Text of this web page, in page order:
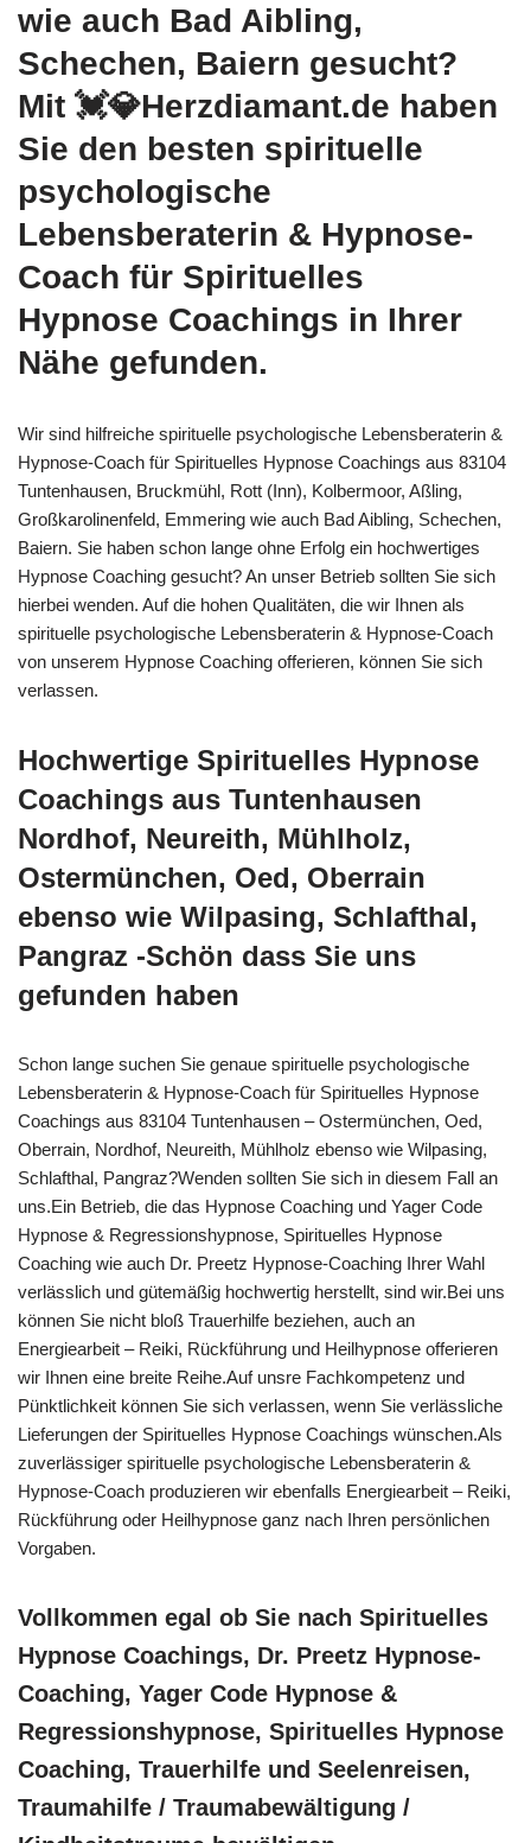
wie auch Bad Aibling,
Schechen, Baiern gesucht?
Mit 💓️💎Herzdiamant.de haben
Sie den besten spirituelle
psychologische
Lebensberaterin & Hypnose-
Coach für Spirituelles
Hypnose Coachings in Ihrer
Nähe gefunden.
Wir sind hilfreiche spirituelle psychologische Lebensberaterin &
Hypnose-Coach für Spirituelles Hypnose Coachings aus 83104
Tuntenhausen, Bruckmühl, Rott (Inn), Kolbermoor, Aßling,
Großkarolinenfeld, Emmering wie auch Bad Aibling, Schechen,
Baiern. Sie haben schon lange ohne Erfolg ein hochwertiges
Hypnose Coaching gesucht? An unser Betrieb sollten Sie sich
hierbei wenden. Auf die hohen Qualitäten, die wir Ihnen als
spirituelle psychologische Lebensberaterin & Hypnose-Coach
von unserem Hypnose Coaching offerieren, können Sie sich
verlassen.
Hochwertige Spirituelles Hypnose
Coachings aus Tuntenhausen
Nordhof, Neureith, Mühlholz,
Ostermünchen, Oed, Oberrain
ebenso wie Wilpasing, Schlafthal,
Pangraz -Schön dass Sie uns
gefunden haben
Schon lange suchen Sie genaue spirituelle psychologische
Lebensberaterin & Hypnose-Coach für Spirituelles Hypnose
Coachings aus 83104 Tuntenhausen – Ostermünchen, Oed,
Oberrain, Nordhof, Neureith, Mühlholz ebenso wie Wilpasing,
Schlafthal, Pangraz?Wenden sollten Sie sich in diesem Fall an
uns.Ein Betrieb, die das Hypnose Coaching und Yager Code
Hypnose & Regressionshypnose, Spirituelles Hypnose
Coaching wie auch Dr. Preetz Hypnose-Coaching Ihrer Wahl
verlässlich und gütemäßig hochwertig herstellt, sind wir.Bei uns
können Sie nicht bloß Trauerhilfe beziehen, auch an
Energiearbeit – Reiki, Rückführung und Heilhypnose offerieren
wir Ihnen eine breite Reihe.Auf unsre Fachkompetenz und
Pünktlichkeit können Sie sich verlassen, wenn Sie verlässliche
Lieferungen der Spirituelles Hypnose Coachings wünschen.Als
zuverlässiger spirituelle psychologische Lebensberaterin &
Hypnose-Coach produzieren wir ebenfalls Energiearbeit – Reiki,
Rückführung oder Heilhypnose ganz nach Ihren persönlichen
Vorgaben.
Vollkommen egal ob Sie nach Spirituelles
Hypnose Coachings, Dr. Preetz Hypnose-
Coaching, Yager Code Hypnose &
Regressionshypnose, Spirituelles Hypnose
Coaching, Trauerhilfe und Seelenreisen,
Traumahilfe / Traumabewältigung /